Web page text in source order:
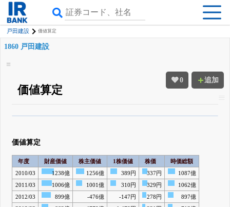
戸田建設 価値算定
0 追加
1860 戸田建設
価値算定
登録すると永久30%OFFと米株版の先行利用も付きます
価値算定
年度 財産価値 株主価値 1株価値 株価
時価総額
2010/03
1238億 1256億 389円 337円
1087億
2011/03
1006億 1001億 310円 329円
1062億
2012/03
899億 -476億 -147円 278円
897億